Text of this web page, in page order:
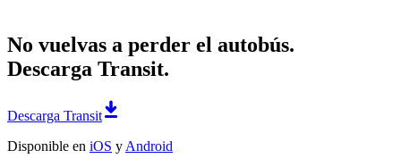
No vuelvas a perder el autobús.
Descarga Transit.
Descarga Transit
Disponible en iOS y Android